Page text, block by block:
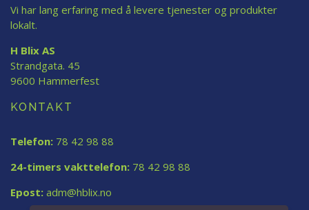
Vi har lang erfaring med å levere tjenester og produkter
lokalt.
H Blix AS
Strandgata. 45
9600 Hammerfest
KONTAKT
Telefon: 78 42 98 88
24-timers vakttelefon: 78 42 98 88
Epost: adm@hblix.no